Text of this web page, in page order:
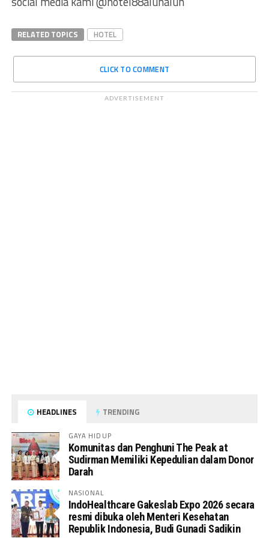
RELATED TOPICS HOTEL
CLICK TO COMMENT
ADVERTISEMENT
HEADLINES TRENDING
GAYA HIDUP
Komunitas dan Penghuni The Peak at
Sudirman Memiliki Kepedulian dalam Donor
Darah
NASIONAL
IndoHealthcare Gakeslab Expo 2026 secara
resmi dibuka oleh Menteri Kesehatan
Republik Indonesia, Budi Gunadi Sadikin